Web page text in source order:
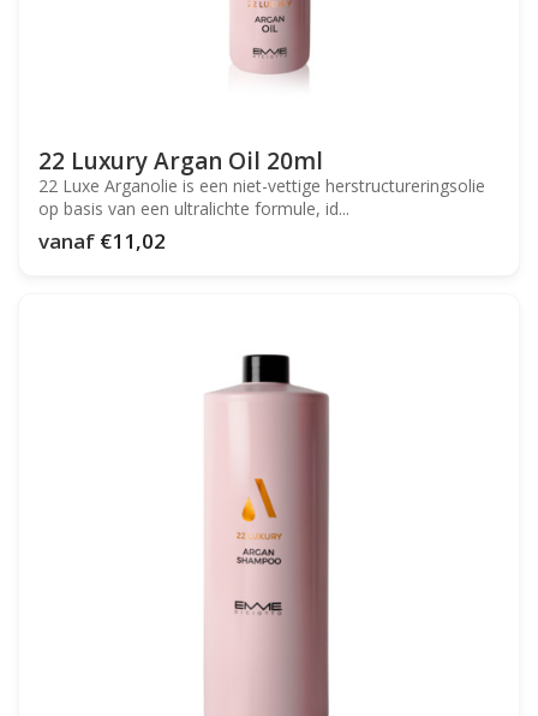
22 Luxury Argan Oil 20ml
22 Luxe Arganolie is een niet-vettige herstructureringsolie
op basis van een ultralichte formule, id...
vanaf €11,02